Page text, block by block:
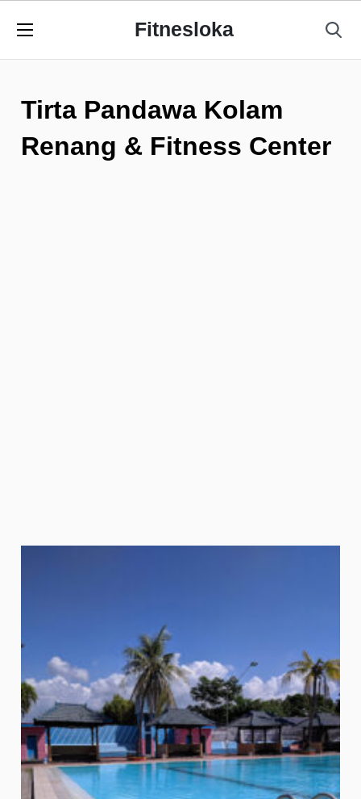
Fitnesloka
Tirta Pandawa Kolam
Renang & Fitness Center